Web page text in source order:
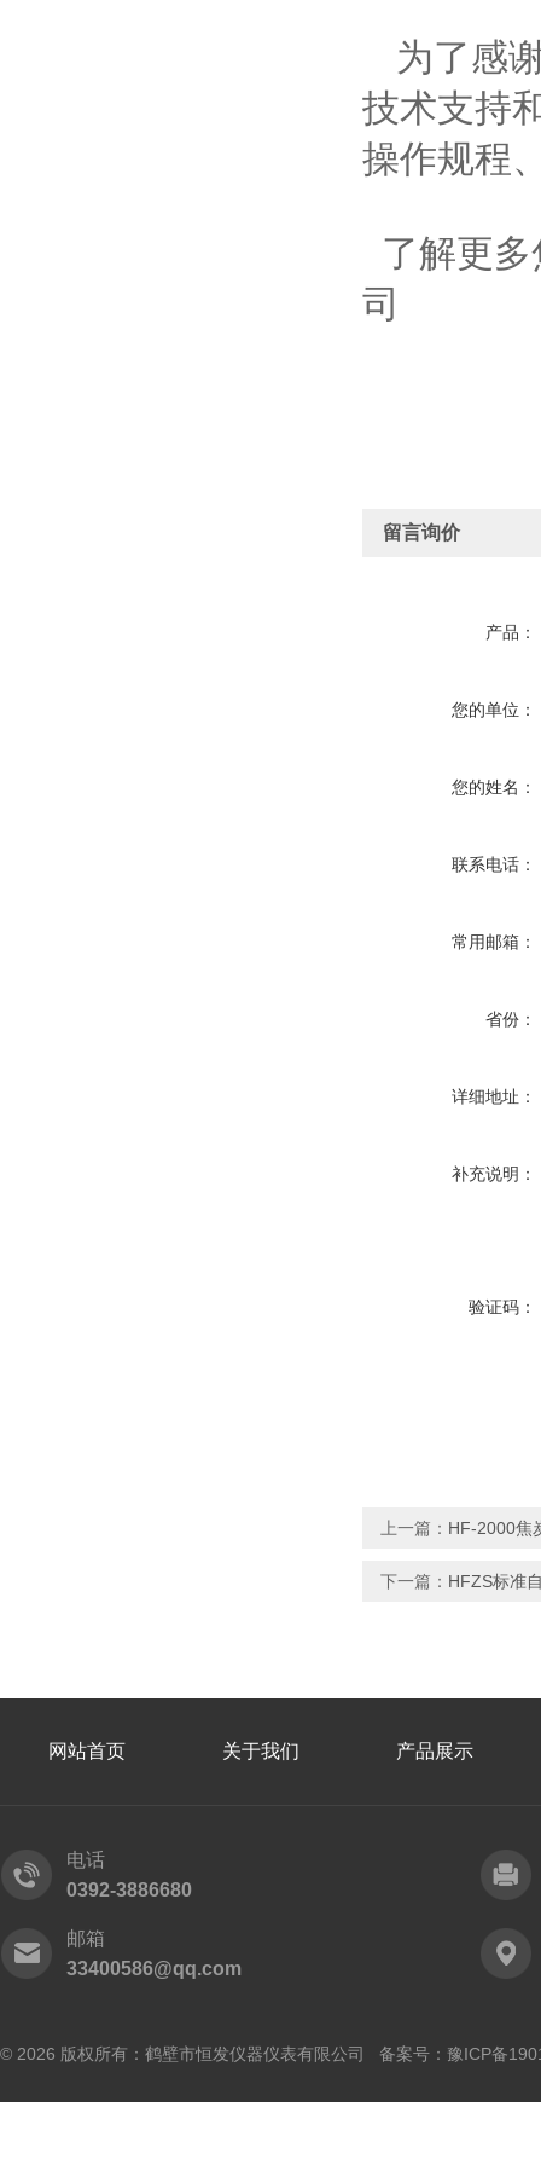
为了感
技术支持
操作规程
了解更多
司
留言询价
产品：
您的单位：
您的姓名：
联系电话：
常用邮箱：
省份：
详细地址：
补充说明：
验证码：
上一篇： HF-2000焦
下一篇： HFZS标准
网站首页 关于我们 产品展示
电话
0392-3886680
邮箱
33400586@qq.com
© 2026 版权所有：鹤壁市恒发仪器仪表有限公司 备案号： 豫ICP备